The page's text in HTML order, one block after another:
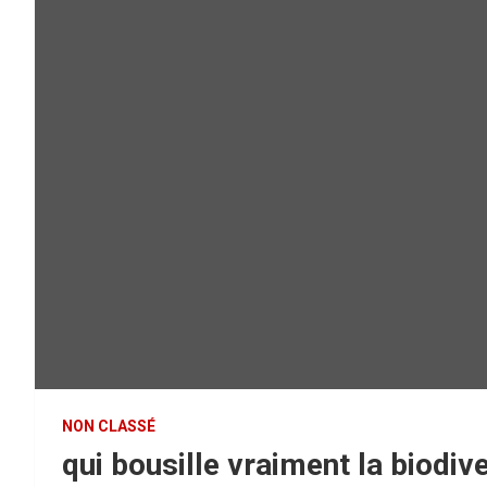
NON CLASSÉ
qui bousille vraiment la